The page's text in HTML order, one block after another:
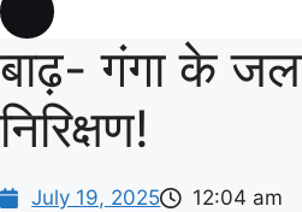
बाढ़- गंगा के
निरिक्षण!
July 19, 2025 12:04 am